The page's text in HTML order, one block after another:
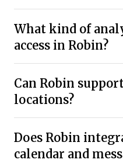
What kind of
access in Robin?
Can Robin
locations?
Does Robin
calendar and